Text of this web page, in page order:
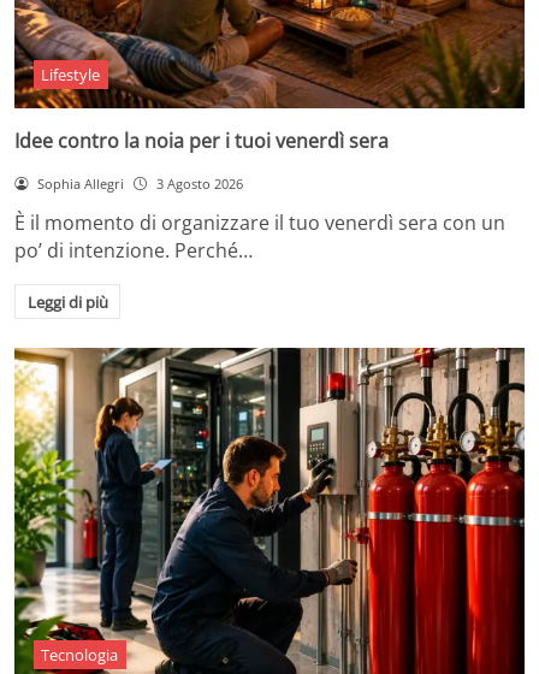
Lifestyle
Idee contro la noia per i tuoi venerdì sera
Sophia Allegri 3 Agosto 2026
È il momento di organizzare il tuo venerdì sera con un
po’ di intenzione. Perché…
Leggi di più
Tecnologia